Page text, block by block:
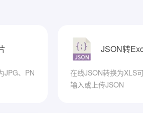
JPG、PN
JSON转
在线JSON转换为XLS
输入或上传JSON